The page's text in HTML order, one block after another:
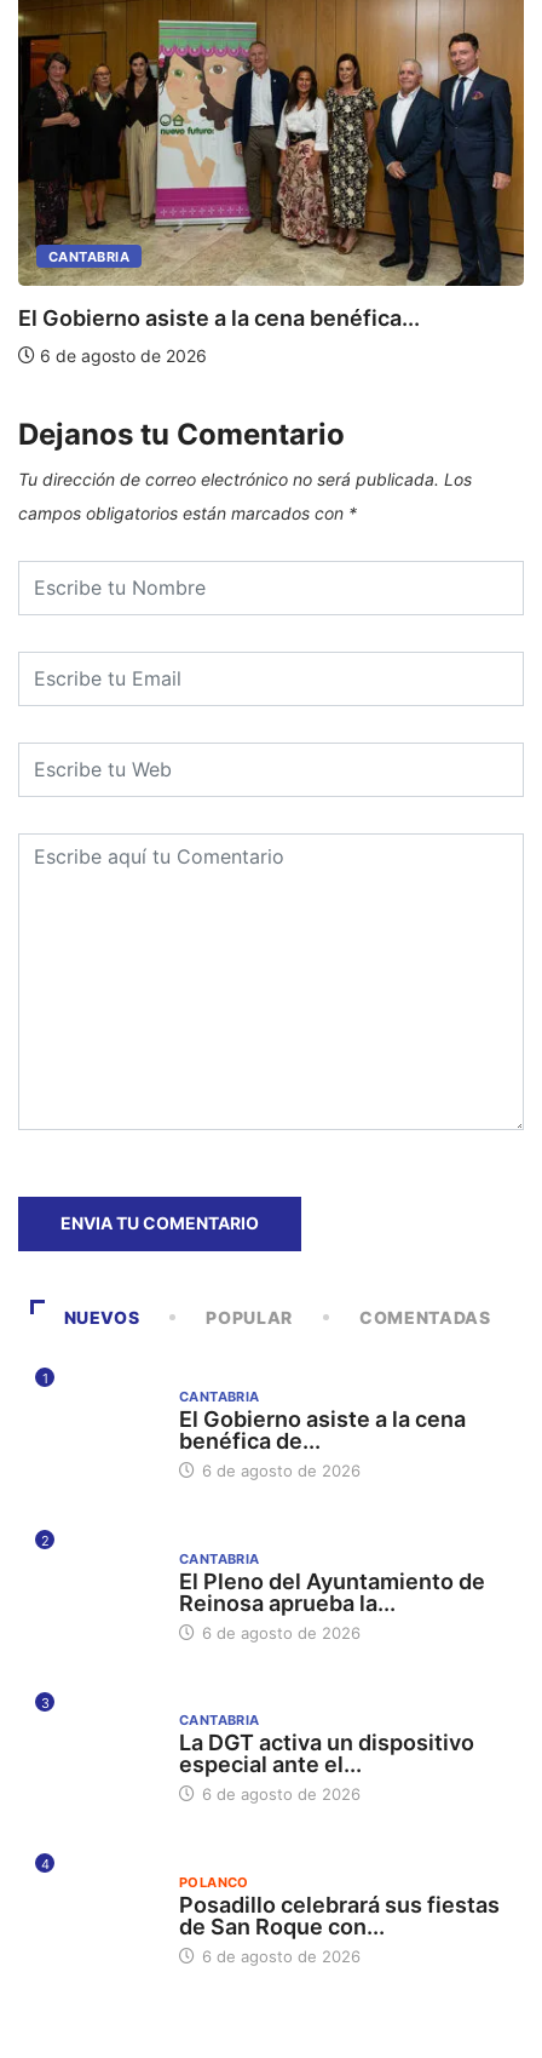
CANTABRIA
El Gobierno asiste a la cena benéfica...
6 de agosto de 2026
Dejanos tu Comentario
Tu dirección de correo electrónico no será publicada. Los
campos obligatorios están marcados con *
NUEVOS POPULAR COMENTADAS
1
CANTABRIA
El Gobierno asiste a la cena
benéfica de...
6 de agosto de 2026
2
CANTABRIA
El Pleno del Ayuntamiento de
Reinosa aprueba la...
6 de agosto de 2026
3
CANTABRIA
La DGT activa un dispositivo
especial ante el...
6 de agosto de 2026
4
POLANCO
Posadillo celebrará sus fiestas
de San Roque con...
6 de agosto de 2026